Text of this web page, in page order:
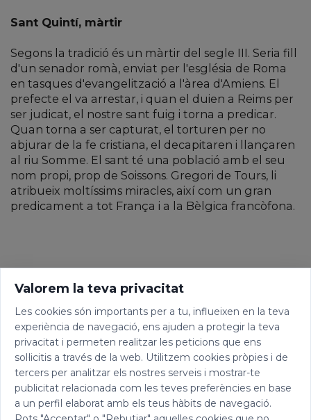
Sant Quintí, màrtir
Segons la tradició és un màrtir del segle III. Seria fill
d'un senador romà, enviat per l'església de Roma
en tasques d'evangelització a l'àrea d'Amiens. El
prefecte el va arrestar, i quan el duien a Reims per
ser judicat, el nostre sant fuig i torna a predicar.
Quan torna a ser capturat, el torturen per no
abjurar de la fe cristiana, el decapitaren i llançaren
al riu Somme. El sant té una població amb el seu
nom propi, prop de Soissons. Gregori de Tours, li
atribueix moltíssims miracles, així com un gran
predicament a tot França i a la Bèlgica francòfona.
Valorem la teva privacitat
Les cookies són importants per a tu, influeixen en la teva
experiència de navegació, ens ajuden a protegir la teva
privacitat i permeten realitzar les peticions que ens
sol·licitis a través de la web. Utilitzem cookies pròpies i de
tercers per analitzar els nostres serveis i mostrar-te
publicitat relacionada com les teves preferències en base
a un perfil elaborat amb els teus hàbits de navegació.